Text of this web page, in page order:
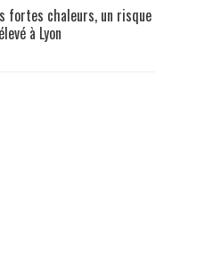
fortes chaleurs, un risque
à Lyon